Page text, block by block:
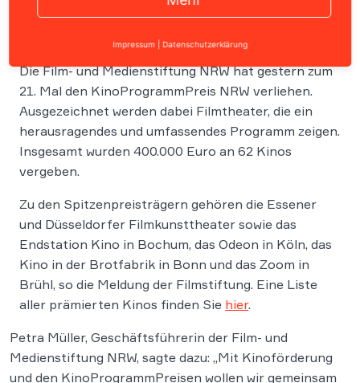
Die Film- und Medienstiftung NRW hat gestern zum
21. Mal den KinoProgrammPreis NRW verliehen.
Ausgezeichnet werden dabei Filmtheater, die ein
herausragendes und umfassendes Programm zeigen.
Insgesamt wurden 400.000 Euro an 62 Kinos
vergeben.
Zu den Spitzenpreisträgern gehören die Essener
und Düsseldorfer Filmkunsttheater sowie das
Endstation Kino in Bochum, das Odeon in Köln, das
Kino in der Brotfabrik in Bonn und das Zoom in
Brühl, so die Meldung der Filmstiftung. Eine Liste
aller prämierten Kinos finden Sie hier.
Petra Müller, Geschäftsführerin der Film- und
Medienstiftung NRW, sagte dazu: „Mit Kinoförderung
und den KinoProgrammPreisen wollen wir gemeinsam
Impressum Datenschutzerklärung